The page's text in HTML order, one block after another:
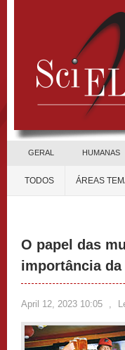
GERAL HUMANAS
TODOS ÁREAS
O papel das
importância
April 12, 2023 10:05 ,